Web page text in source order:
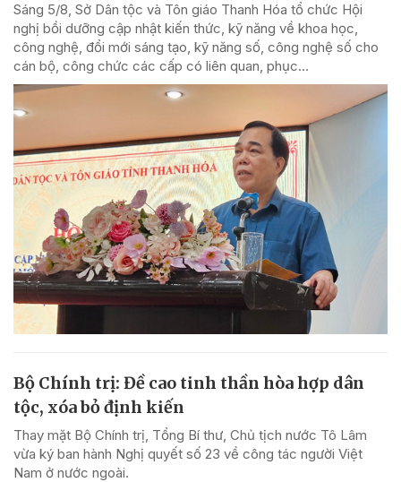
Sáng 5/8, Sở Dân tộc và Tôn giáo Thanh Hóa tổ chức Hội
nghị bồi dưỡng cập nhật kiến thức, kỹ năng về khoa học,
công nghệ, đổi mới sáng tạo, kỹ năng số, công nghệ số cho
cán bộ, công chức các cấp có liên quan, phục...
Bộ Chính trị: Đề cao tinh thần hòa hợp dân
tộc, xóa bỏ định kiến
Thay mặt Bộ Chính trị, Tổng Bí thư, Chủ tịch nước Tô Lâm
vừa ký ban hành Nghị quyết số 23 về công tác người Việt
Nam ở nước ngoài.